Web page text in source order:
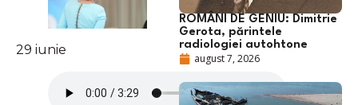
29 iunie
ROMÂNI DE GENIU: Dimitrie
Gerota, părintele
radiologiei autohtone
august 7, 2026